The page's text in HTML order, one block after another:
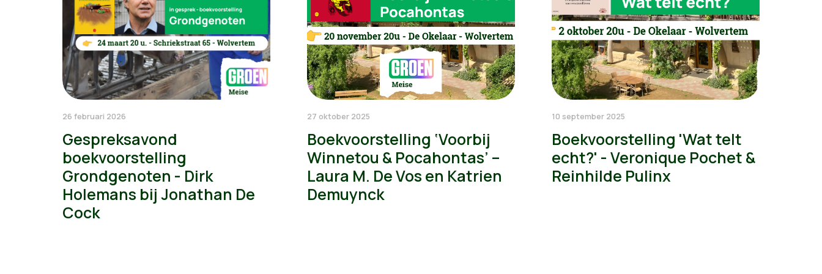
26 februari 2026
Gespreksavond
boekvoorstelling
Grondgenoten - Dirk
Holemans bij Jonathan De
Cock
27 oktober 2025
Boekvoorstelling ‘Voorbij
Winnetou & Pocahontas’ –
Laura M. De Vos en Katrien
Demuynck
10 september 2025
Boekvoorstelling 'Wat telt
echt?' - Veronique Pochet &
Reinhilde Pulinx